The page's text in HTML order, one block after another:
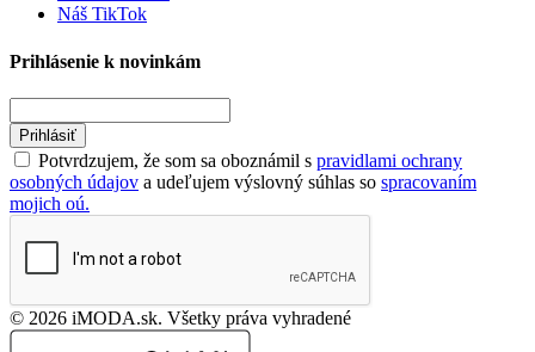
Náš TikTok
Prihlásenie k novinkám
Prihlásiť
Potvrdzujem, že som sa oboznámil s pravidlami ochrany
osobných údajov a udeľujem výslovný súhlas so spracovaním
mojich oú.
© 2026 iMODA.sk. Všetky práva vyhradené